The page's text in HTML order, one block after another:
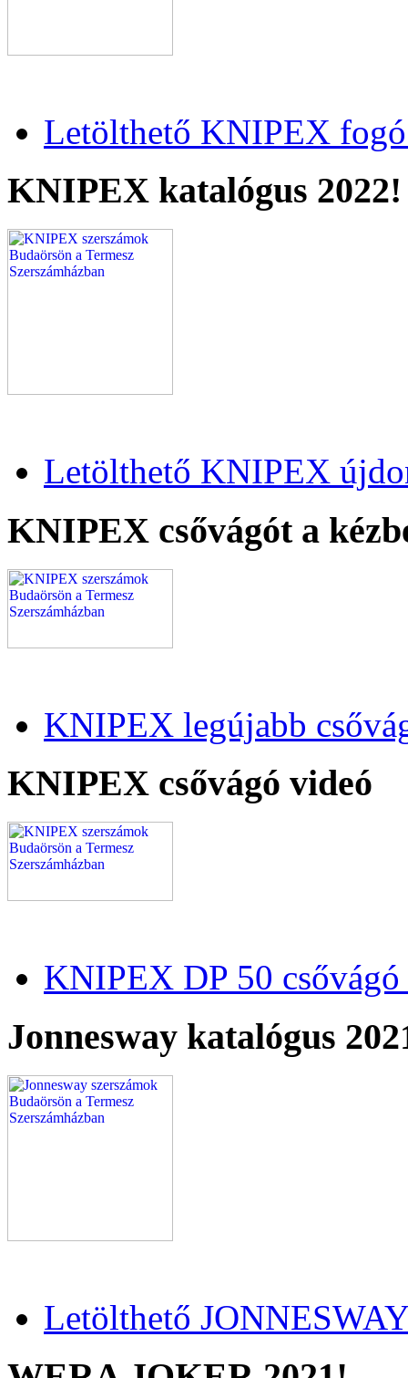
Letölthető KNIPEX fogó
KNIPEX katalógus 2022!
Letölthető KNIPEX
KNIPEX csővágót a
KNIPEX legújabb
KNIPEX csővágó videó
KNIPEX DP 50
Jonnesway katalógus
Letölthető